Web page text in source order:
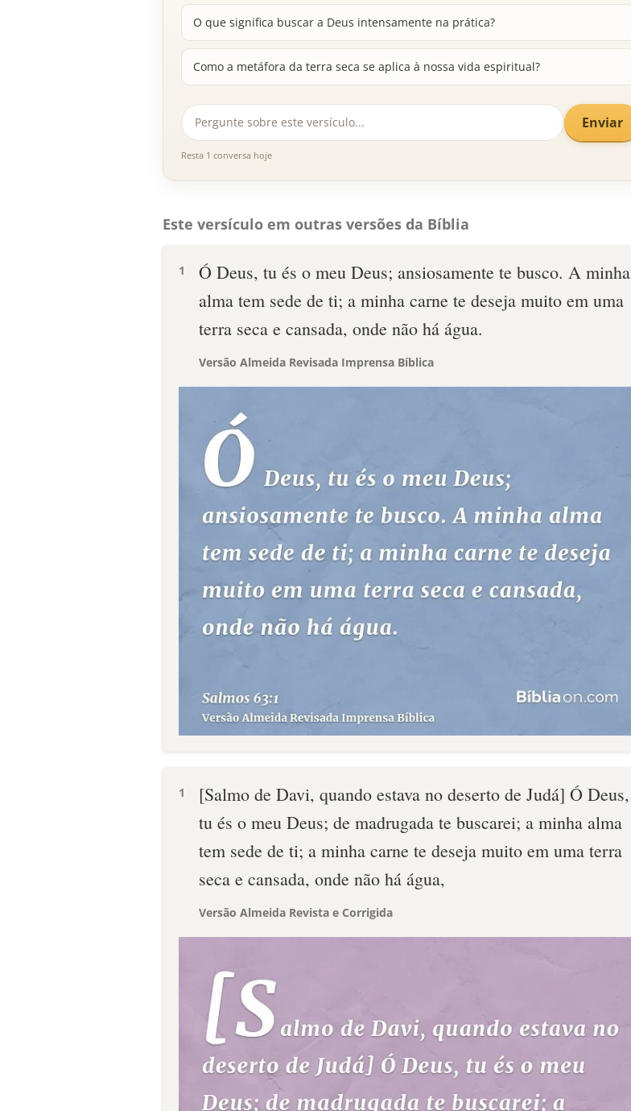
O que significa buscar a Deus intensamente na prática?
Como a metáfora da terra seca se aplica à nossa vida espiritual?
Enviar
Resta 1 conversa hoje
Este versículo em outras versões da Bíblia
1
Ó Deus, tu és o meu Deus; ansiosamente te busco. A minha
alma tem sede de ti; a minha carne te deseja muito em uma
terra seca e cansada, onde não há água.
Versão Almeida Revisada Imprensa Bíblica
1
[Salmo de Davi, quando estava no deserto de Judá] Ó Deus,
tu és o meu Deus; de madrugada te buscarei; a minha alma
tem sede de ti; a minha carne te deseja muito em uma terra
seca e cansada, onde não há água,
Versão Almeida Revista e Corrigida